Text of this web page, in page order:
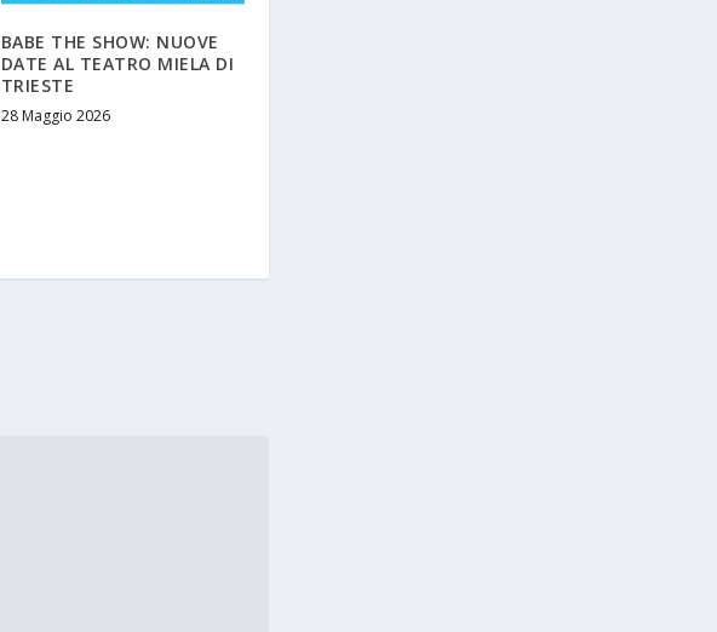
BABE THE SHOW: NUOVE
DATE AL TEATRO MIELA DI
TRIESTE
28 Maggio 2026